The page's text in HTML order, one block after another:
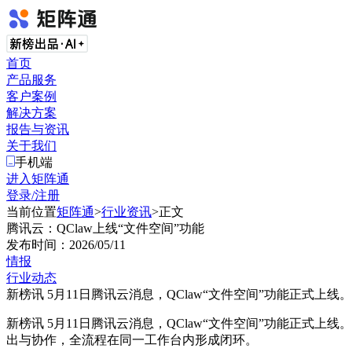
首页
产品服务
客户案例
解决方案
报告与资讯
关于我们
手机端
进入矩阵通
登录/注册
当前位置矩阵通>行业资讯>正文
腾讯云：QClaw上线“文件空间”功能
发布时间： 2026/05/11
情报
行业动态
新榜讯 5月11日腾讯云消息，QClaw“文件空间”功能正式上线。
新榜讯 5月11日腾讯云消息，QClaw“文件空间”功能正式上
出与协作，全流程在同一工作台内形成闭环。